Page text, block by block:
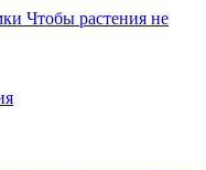
Чтобы растения не